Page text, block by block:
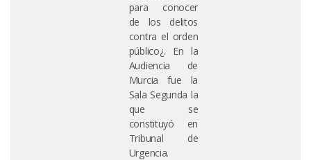
para conocer
de los delitos
contra el orden
público¿. En la
Audiencia de
Murcia fue la
Sala Segunda la
que se
constituyó en
Tribunal de
Urgencia.